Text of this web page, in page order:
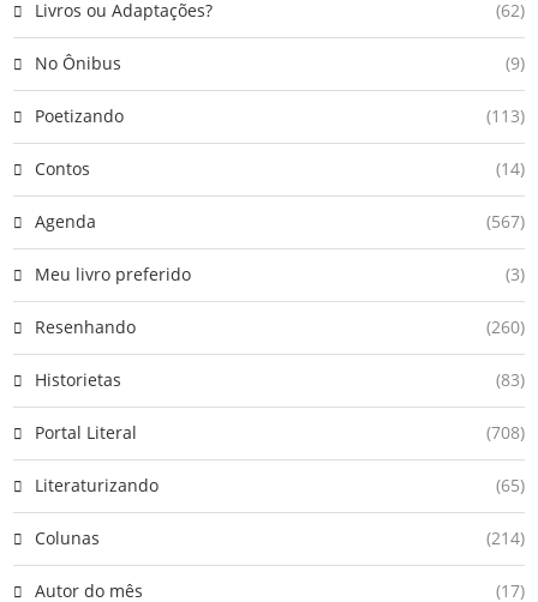
Livros ou Adaptações? (62)
No Ônibus (9)
Poetizando (113)
Contos (14)
Agenda (567)
Meu livro preferido (3)
Resenhando (260)
Historietas (83)
Portal Literal (708)
Literaturizando (65)
Colunas (214)
Autor do mês (17)